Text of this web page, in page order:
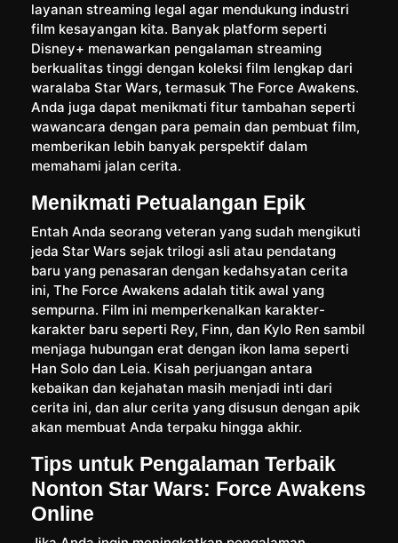
layanan streaming legal agar mendukung industri
film kesayangan kita. Banyak platform seperti
Disney+ menawarkan pengalaman streaming
berkualitas tinggi dengan koleksi film lengkap dari
waralaba Star Wars, termasuk The Force Awakens.
Anda juga dapat menikmati fitur tambahan seperti
wawancara dengan para pemain dan pembuat film,
memberikan lebih banyak perspektif dalam
memahami jalan cerita.
Menikmati Petualangan Epik
Entah Anda seorang veteran yang sudah mengikuti
jeda Star Wars sejak trilogi asli atau pendatang
baru yang penasaran dengan kedahsyatan cerita
ini, The Force Awakens adalah titik awal yang
sempurna. Film ini memperkenalkan karakter-
karakter baru seperti Rey, Finn, dan Kylo Ren sambil
menjaga hubungan erat dengan ikon lama seperti
Han Solo dan Leia. Kisah perjuangan antara
kebaikan dan kejahatan masih menjadi inti dari
cerita ini, dan alur cerita yang disusun dengan apik
akan membuat Anda terpaku hingga akhir.
Tips untuk Pengalaman Terbaik
Nonton Star Wars: Force Awakens
Online